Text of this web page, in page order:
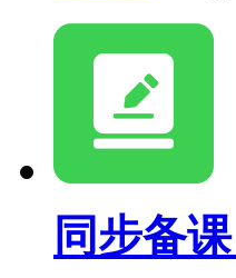
同步备课